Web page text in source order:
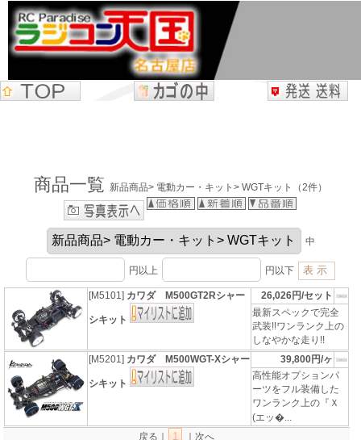
商品一覧 新品商品> 電動カー・キット> WGTキット（2件）
中
円以上 円以下
[M5101] カワダ M500GT2Rシャー
シキット
26,026円/セット
最新スペックで完全
武装!!ワンランク上の
しなやかな走り!!
[M5201] カワダ M500WGT-Xシャー
シキット
39,800円/ヶ
高性能オプションパ
ーツをフル装備した
ワンランク上の『Ｘ
(エッ�...
戻る｜
1 ｜次へ